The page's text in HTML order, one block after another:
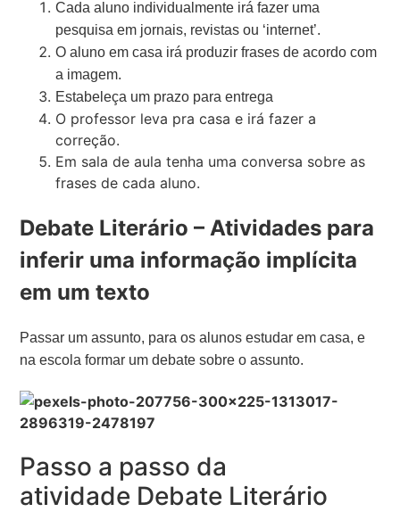
Cada aluno individualmente irá fazer uma
pesquisa em jornais, revistas ou ‘internet’.
O aluno em casa irá produzir frases de acordo com
a imagem.
Estabeleça um prazo para entrega
O professor leva pra casa e irá fazer a
correção.
Em sala de aula tenha uma conversa sobre as
frases de cada aluno.
Debate Literário – Atividades para
inferir uma informação implícita
em um texto
Passar um assunto, para os alunos estudar em casa, e
na escola formar um debate sobre o assunto.
Passo a passo da
atividade Debate Literário